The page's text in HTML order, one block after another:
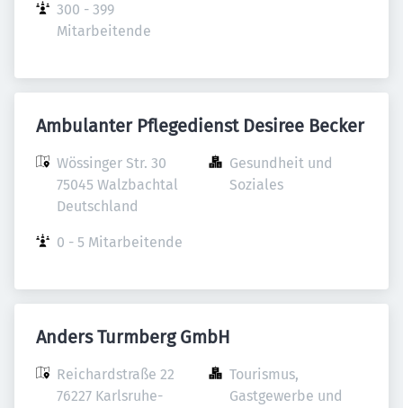
300 - 399
Mitarbeitende
Ambulanter Pflegedienst Desiree Becker
Wössinger Str. 30
75045 Walzbachtal
Deutschland
Gesundheit und
Soziales
0 - 5 Mitarbeitende
Anders Turmberg GmbH
Reichardstraße 22
76227 Karlsruhe-
Tourismus,
Gastgewerbe und